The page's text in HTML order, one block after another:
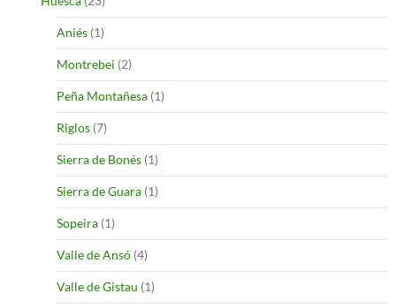
Aniés (1)
Montrebei (2)
Peña Montañesa (1)
Riglos (7)
Sierra de Bonés (1)
Sierra de Guara (1)
Sopeira (1)
Valle de Ansó (4)
Valle de Gistau (1)